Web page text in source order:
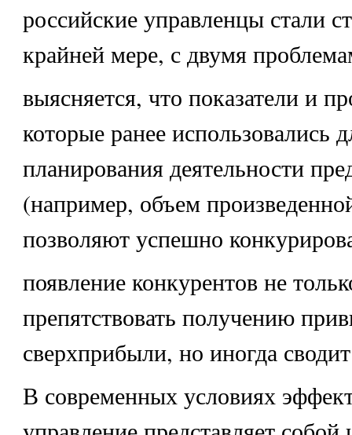
российские управленцы стали
крайней мере, с двумя
выясняется, что показатели и
которые ранее использовались
планирования деятельности
(например, объем
позволяют успешно
появление конкурентов не
препятствовать получению
сверхприбыли, но иногда
В современных условиях